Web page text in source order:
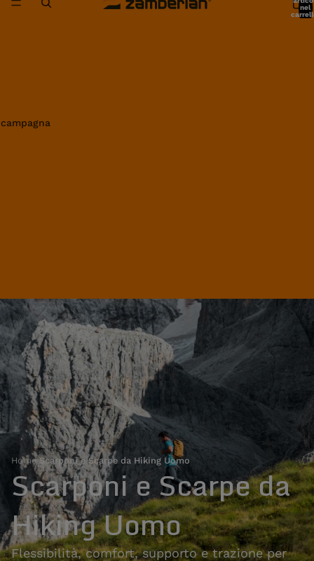
nel
Home›Scarponi e Scarpe da Hiking Uomo
Scarponi e Scarpe da
Hiking Uomo
Flessibilità, comfort, supporto e trazione per